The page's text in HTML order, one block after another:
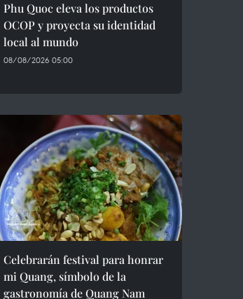
Phu Quoc eleva los productos
OCOP y proyecta su identidad
local al mundo
08/08/2026 05:00
Celebrarán festival para honrar
mi Quang, símbolo de la
gastronomía de Quang Nam